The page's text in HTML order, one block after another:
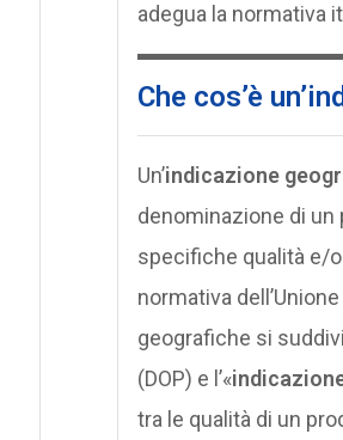
adegua la normativa
Che cos’è
Un’indicazione
denominazione di
specifiche qualità e/
normativa
geografiche si
(DOP) e l’«
tra le qualità di un